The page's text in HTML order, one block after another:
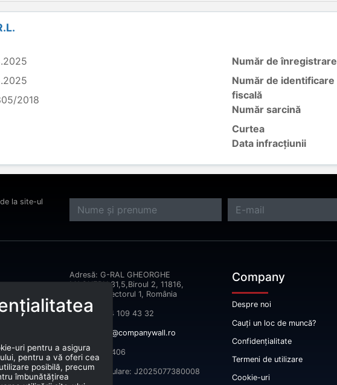
2018
Număr de înregistrare
Număr de identificare
fiscală
Număr sarcină
Curtea
Data infracțiunii
la site-ul
entitățile
să își
prin
cu clienții
2026
Adresă: G-RAL GHEORGHE
MAGHERU,31,5,Biroul 2, 11816,
Bucureşti Sectorul 1, România
Telefon: 074 109 43 32
info@companywall.ro
CUI: 52665406
Nr. înmatriculare: J2025077380008
Company
Despre noi
Cauți un loc de muncă?
Confidențialitate
Termeni de utilizare
Cookie-uri
uri pentru a asigura
pentru a vă oferi cea
posibilă, precum
îmbunătățirea